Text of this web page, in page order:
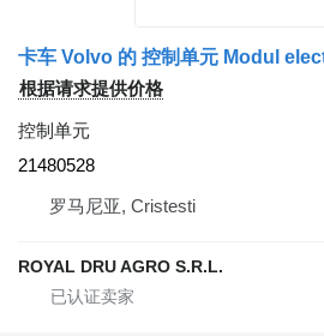
根据请求提供价格
控制单元
21480528
罗马尼亚, Cristesti
ROYAL DRU AGRO S.R.L.